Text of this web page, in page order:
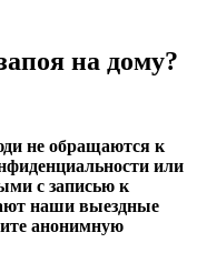
на дому?
не обращаются к
или
с записью к
наши выездные
анонимную